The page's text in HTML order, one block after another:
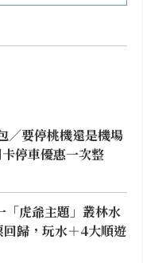
／要停桃機還是機場
停車優惠一次整
「虎爺主題」叢林水
歸，玩水＋4大順遊